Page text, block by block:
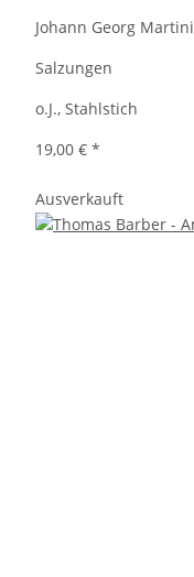
Johann Georg Martini
Salzungen
o.J., Stahlstich
19,00 € *
Ausverkauft